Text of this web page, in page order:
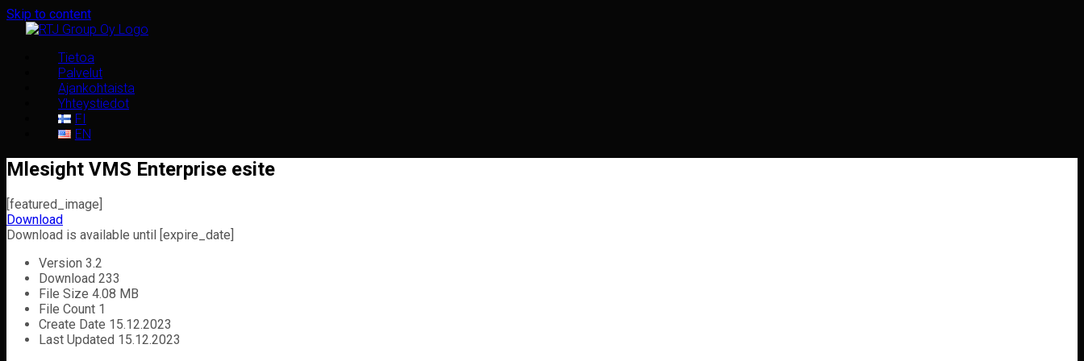
Skip to content
Tietoa
Palvelut
Ajankohtaista
Yhteystiedot
FI
EN
Mlesight VMS Enterprise esite
[featured_image]
Download
Download is available until [expire_date]
Version 3.2
Download 233
File Size 4.08 MB
File Count 1
Create Date 15.12.2023
Last Updated 15.12.2023